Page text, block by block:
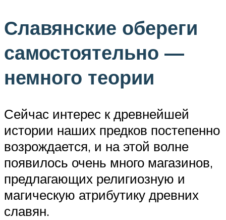
Славянские обереги
самостоятельно —
немного теории
Сейчас интерес к древнейшей
истории наших предков постепенно
возрождается, и на этой волне
появилось очень много магазинов,
предлагающих религиозную и
магическую атрибутику древних
славян.